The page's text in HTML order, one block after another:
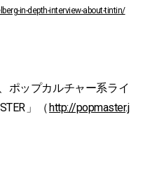
in-depth-interview-about-tintin/
ポップカルチャー系ライ
」（ http://popmaster.j